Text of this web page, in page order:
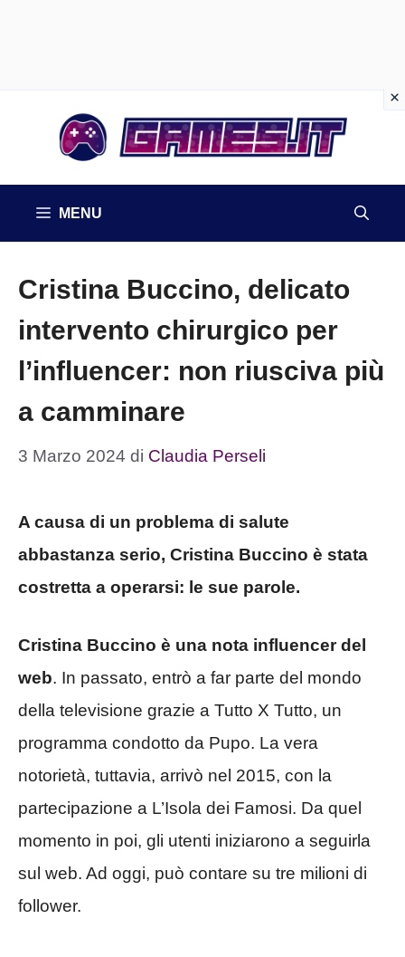
MENU
Cristina Buccino, delicato
intervento chirurgico per
l’influencer: non riusciva più
a camminare
3 Marzo 2024 di Claudia Perseli
A causa di un problema di salute
abbastanza serio, Cristina Buccino è stata
costretta a operarsi: le sue parole.
Cristina Buccino è una nota influencer del
web. In passato, entrò a far parte del mondo
della televisione grazie a Tutto X Tutto, un
programma condotto da Pupo. La vera
notorietà, tuttavia, arrivò nel 2015, con la
partecipazione a L’Isola dei Famosi. Da quel
momento in poi, gli utenti iniziarono a seguirla
sul web. Ad oggi, può contare su tre milioni di
follower.